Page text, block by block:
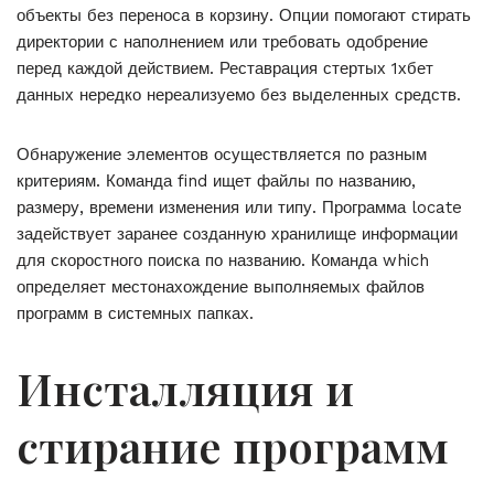
объекты без переноса в корзину. Опции помогают стирать
директории с наполнением или требовать одобрение
перед каждой действием. Реставрация стертых 1хбет
данных нередко нереализуемо без выделенных средств.
Обнаружение элементов осуществляется по разным
критериям. Команда find ищет файлы по названию,
размеру, времени изменения или типу. Программа locate
задействует заранее созданную хранилище информации
для скоростного поиска по названию. Команда which
определяет местонахождение выполняемых файлов
программ в системных папках.
Инсталляция и
стирание программ